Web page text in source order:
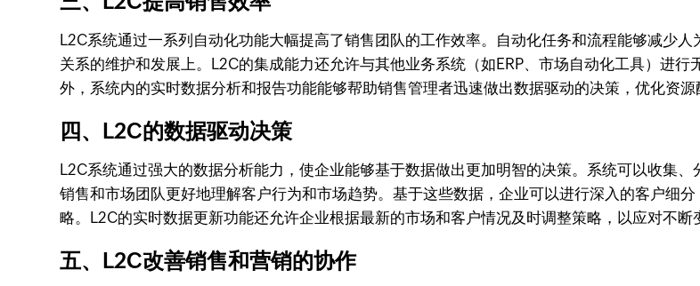
L2C系统通过一系列自动化功能大幅提高了销售团队的工作效率。自动化任务和流程能够减少
关系的维护和发展上。L2C的集成能力还允许与其他业务系统（如ERP、市场自动化工具）进
外，系统内的实时数据分析和报告功能能够帮助销售管理者迅速做出数据驱动的决策，优化资源
四、L2C的数据驱动决策
L2C系统通过强大的数据分析能力，使企业能够基于数据做出更加明智的决策。系统可以收集
销售和市场团队更好地理解客户行为和市场趋势。基于这些数据，企业可以进行深入的客户细
略。L2C的实时数据更新功能还允许企业根据最新的市场和客户情况及时调整策略，以应对不断
五、L2C改善销售和营销的协作